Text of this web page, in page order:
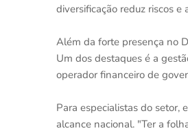
diversificação reduz riscos
Além da forte presença no
Um dos destaques é a
operador financeiro de
Para especialistas do setor,
alcance nacional. "Ter a